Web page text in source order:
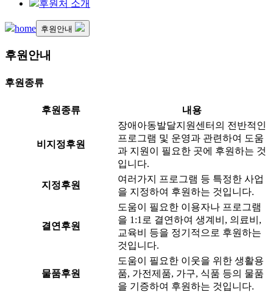
후원처 소개
home 후원안내
후원안내
후원종류
후원종류 내용
비지정후원
장애아동발달지원센터의 전반적인
프로그램 및 운영과 관련하여 도움
과 지원이 필요한 곳에 후원하는 것
입니다.
지정후원
여러가지 프로그램 등 특정한 사업
을 지정하여 후원하는 것입니다.
결연후원
도움이 필요한 이용자나 프로그램
을 1:1로 결연하여 생계비, 의료비,
교육비 등을 정기적으로 후원하는
것입니다.
물품후원
도움이 필요한 이웃을 위한 생활용
품, 가전제품, 가구, 식품 등의 물품
을 기증하여 후원하는 것입니다.